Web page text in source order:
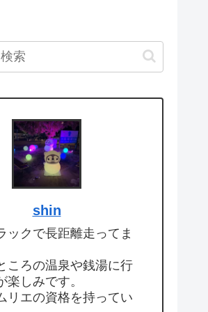
shin
ックで長距離走ってま
ころの温泉や銭湯に行
楽しみです。
リエの資格を持ってい